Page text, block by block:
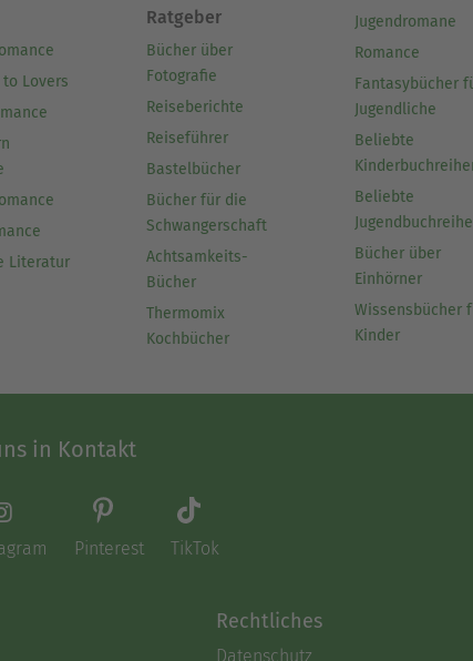
to Lovers
Literatur
Ratgeber
Bücher über
Fotografie
Reiseberichte
Reiseführer
Bastelbücher
Bücher für die
Schwangerschaft
Achtsamkeits-
Bücher
Thermomix
Kochbücher
Jugendromane
Romance
Fantasybücher
Jugendliche
Beliebte
Beliebte
Bücher über
Einhörner
Wissensbücher
Kinder
in Kontakt
Pinterest TikTok
Rechtliches
Datenschutz